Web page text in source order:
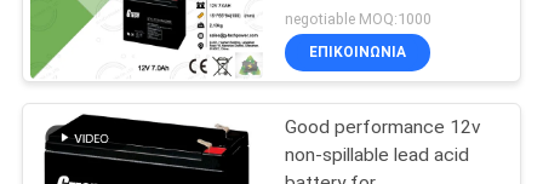
Εγχώρια αποθήκη
αναστροφέων
δύναμης
για το σύστημα ηλιακών
συστημάτων
negotiable MOQ:1000
ΕΠΙΚΟΙΝΩΝΙΑ
Good performance 12v
non-spillable lead acid